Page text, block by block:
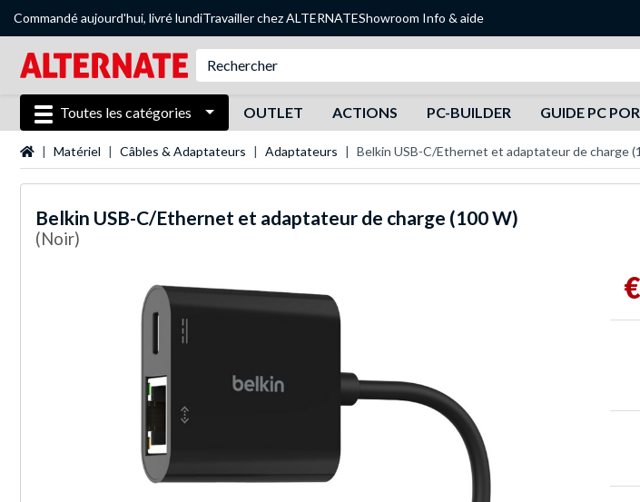
Commandé aujourd'hui, livré lundiTravailler chez ALTERNATEShowroom Info & aide
Toutes les catégories OUTLET ACTIONS PC-BUILDER GUIDE PC
Page d'accueil
Matériel Câbles & Adaptateurs Adaptateurs Belkin USB-C/Ethernet et adaptateur de charge
Belkin USB-C/Ethernet et adaptateur de charge (100 W)
(Noir)